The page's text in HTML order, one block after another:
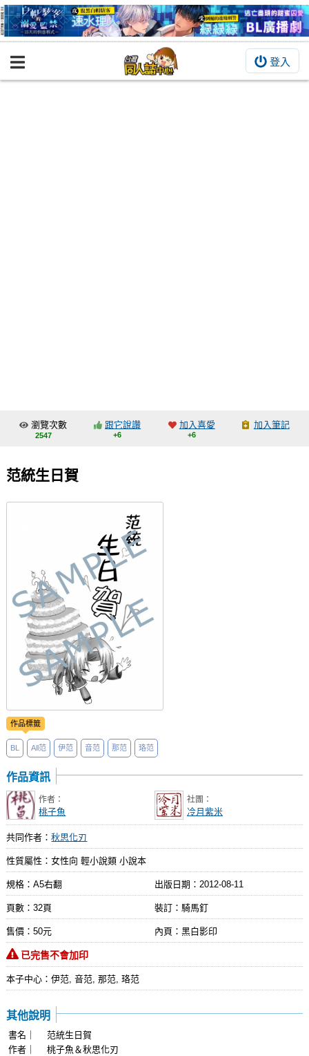
登入
BOOKY書集倉庫
交流中心
會員功能選單
登入
瀏覽次數
2547
跟它說讚
+6
加入喜愛
+6
加入筆記
范統生日賀
作品標籤
BL All范 伊范 音范 那范 珞范
作品資訊
作者：
桃子魚
社團：
冷月紫米
共同作者：秋思化刃
性質屬性：女性向 輕小說類 小說本
規格：A5右翻 出版日期： 2012-08-11
頁數：32頁 裝訂：騎馬釘
售價：50元 內頁：黑白影印
已完售不會加印
本子中心：伊范, 音范, 那范, 珞范
其他說明
書名｜ 范統生日賀
作者｜ 桃子魚＆秋思化刃